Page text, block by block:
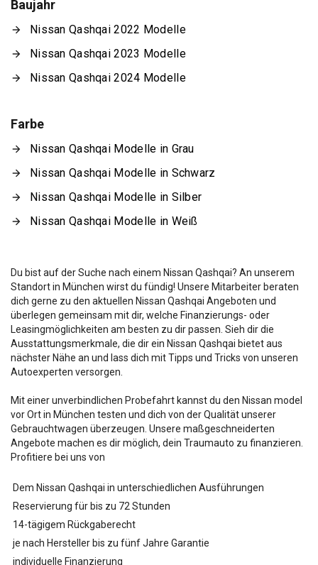
Baujahr
Nissan Qashqai 2022 Modelle
Nissan Qashqai 2023 Modelle
Nissan Qashqai 2024 Modelle
Farbe
Nissan Qashqai Modelle in Grau
Nissan Qashqai Modelle in Schwarz
Nissan Qashqai Modelle in Silber
Nissan Qashqai Modelle in Weiß
Du bist auf der Suche nach einem Nissan Qashqai? An unserem
Standort in München wirst du fündig! Unsere Mitarbeiter beraten
dich gerne zu den aktuellen Nissan Qashqai Angeboten und
überlegen gemeinsam mit dir, welche Finanzierungs- oder
Leasingmöglichkeiten am besten zu dir passen. Sieh dir die
Ausstattungsmerkmale, die dir ein Nissan Qashqai bietet aus
nächster Nähe an und lass dich mit Tipps und Tricks von unseren
Autoexperten versorgen.
Mit einer unverbindlichen Probefahrt kannst du den Nissan model
vor Ort in München testen und dich von der Qualität unserer
Gebrauchtwagen überzeugen. Unsere maßgeschneiderten
Angebote machen es dir möglich, dein Traumauto zu finanzieren.
Profitiere bei uns von
Dem Nissan Qashqai in unterschiedlichen Ausführungen
Reservierung für bis zu 72 Stunden
14-tägigem Rückgaberecht
je nach Hersteller bis zu fünf Jahre Garantie
individuelle Finanzierung